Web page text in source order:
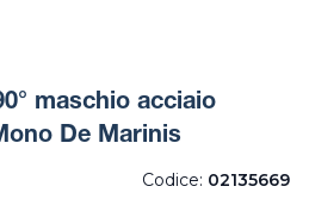
maschio acciaio
De Marinis
Codice: 02135669